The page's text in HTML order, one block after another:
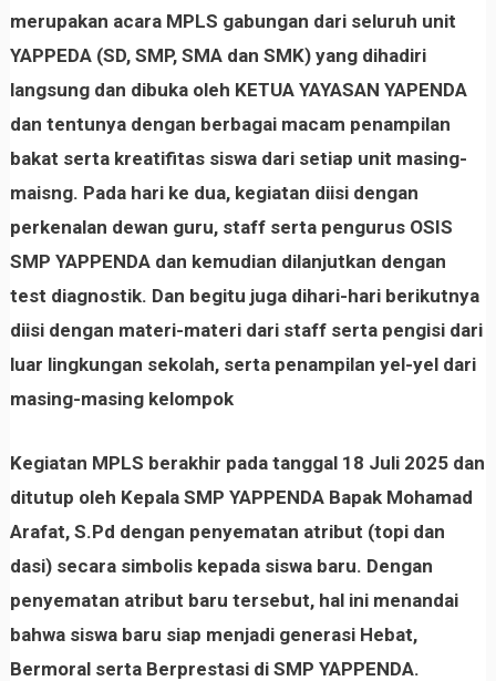
merupakan acara MPLS gabungan dari seluruh unit
YAPPEDA (SD, SMP, SMA dan SMK) yang dihadiri
langsung dan dibuka oleh KETUA YAYASAN YAPENDA
dan tentunya dengan berbagai macam penampilan
bakat serta kreatifitas siswa dari setiap unit masing-
maisng. Pada hari ke dua, kegiatan diisi dengan
perkenalan dewan guru, staff serta pengurus OSIS
SMP YAPPENDA dan kemudian dilanjutkan dengan
test diagnostik. Dan begitu juga dihari-hari berikutnya
diisi dengan materi-materi dari staff serta pengisi dari
luar lingkungan sekolah, serta penampilan yel-yel dari
masing-masing kelompok
Kegiatan MPLS berakhir pada tanggal 18 Juli 2025 dan
ditutup oleh Kepala SMP YAPPENDA Bapak Mohamad
Arafat, S.Pd dengan penyematan atribut (topi dan
dasi) secara simbolis kepada siswa baru. Dengan
penyematan atribut baru tersebut, hal ini menandai
bahwa siswa baru siap menjadi generasi Hebat,
Bermoral serta Berprestasi di SMP YAPPENDA.